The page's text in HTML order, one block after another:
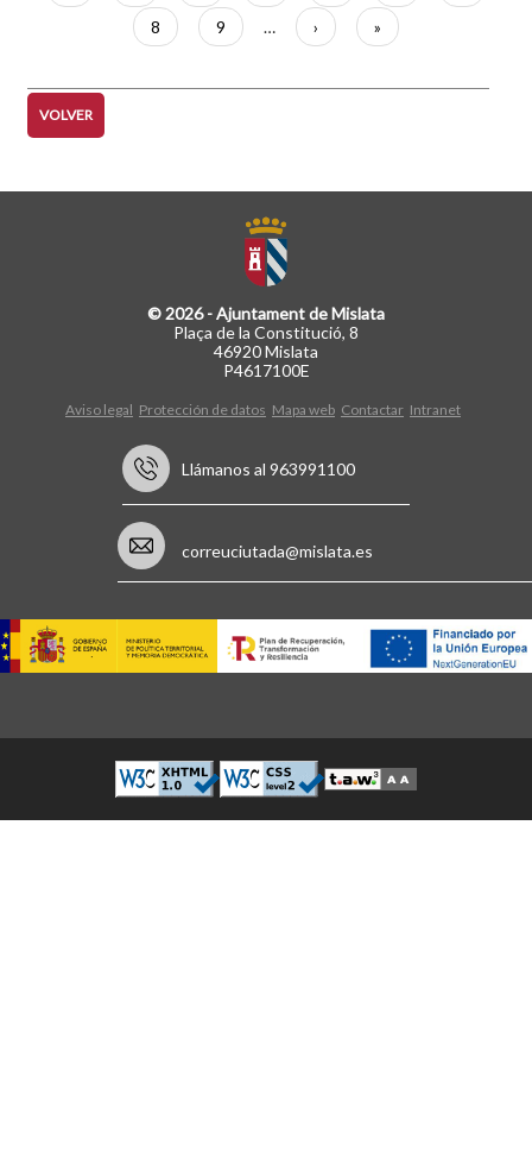
actual
Página
8 Página
9 …
Siguiente
página
›
Última
página
»
VOLVER
© 2026 - Ajuntament de Mislata
Plaça de la Constitució, 8
46920 Mislata
P4617100E
Aviso legal Protección de datos Mapa web Contactar Intranet
Llámanos al 963991100
correuciutada@mislata.es